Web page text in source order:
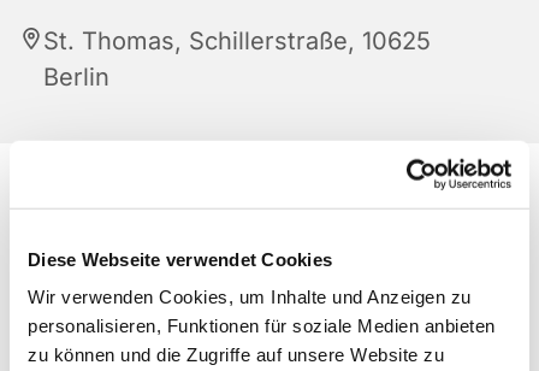
Diese Webseite verwendet Cookies
Wir verwenden Cookies, um Inhalte und Anzeigen zu
personalisieren, Funktionen für soziale Medien anbieten
zu können und die Zugriffe auf unsere Website zu
St. Thomas, Schillerstraße, 10625
Berlin